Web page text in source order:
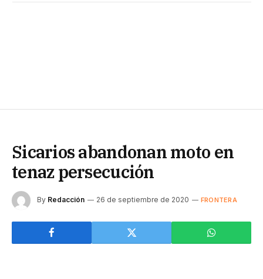
Sicarios abandonan moto en
tenaz persecución
By Redacción 26 de septiembre de 2020 FRONTERA